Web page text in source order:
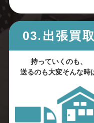
03.出張買取
持っていくのも、
送るのも大変そんな時